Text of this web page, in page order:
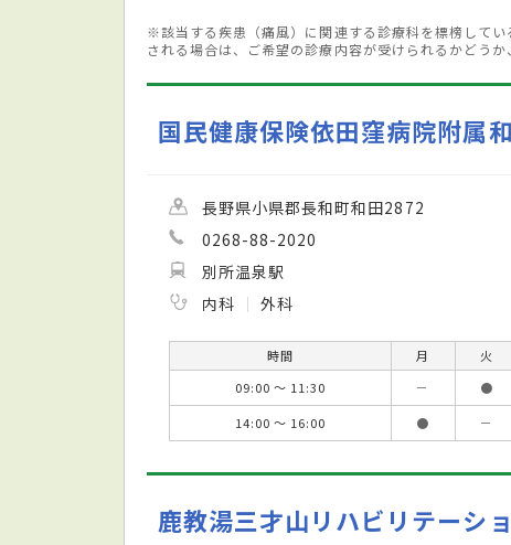
※該当する疾患（痛風）に関連する診療科を標榜して
される場合は、ご希望の診療内容が受けられるかどう
国民健康保険依田窪病院附属
長野県小県郡長和町和田2872
0268-88-2020
別所温泉駅
内科
外科
時間 月 火
09:00 ～ 11:30
－ ●
14:00 ～ 16:00
● －
鹿教湯三才山リハビリテーシ